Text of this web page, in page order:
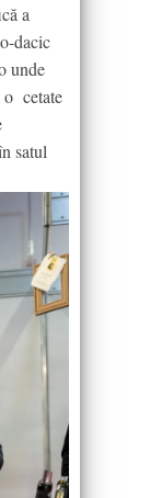
a
dacic
unde
o cetate
satul